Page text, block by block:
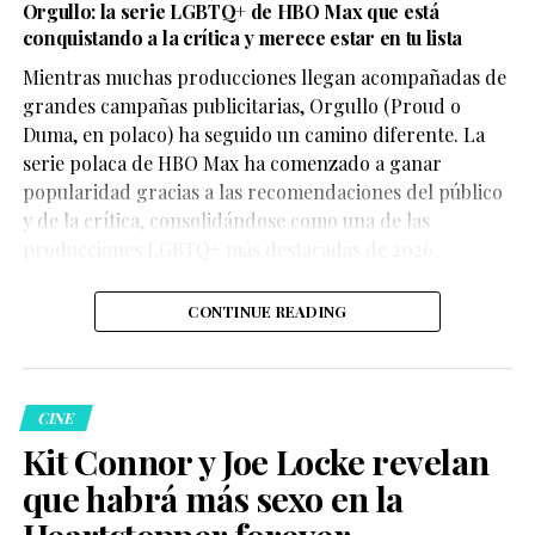
This Before, conducido por Tommy DiDario, el actor de
30 años habló sobre cómo cambió su carrera después
independientes de terror más comentados de los
últimos meses.
Orgullo: la serie LGBTQ+ de HBO Max que está
conquistando a la crítica y merece estar en tu lista
Mientras muchas producciones llegan acompañadas de
grandes campañas publicitarias, Orgullo (Proud o
Duma, en polaco) ha seguido un camino diferente. La
serie polaca de HBO Max ha comenzado a ganar
popularidad gracias a las recomendaciones del público
y de la crítica, consolidándose como una de las
CONTINUE READING
CINE
Kit Connor y Joe Locke revelan
que habrá más sexo en la